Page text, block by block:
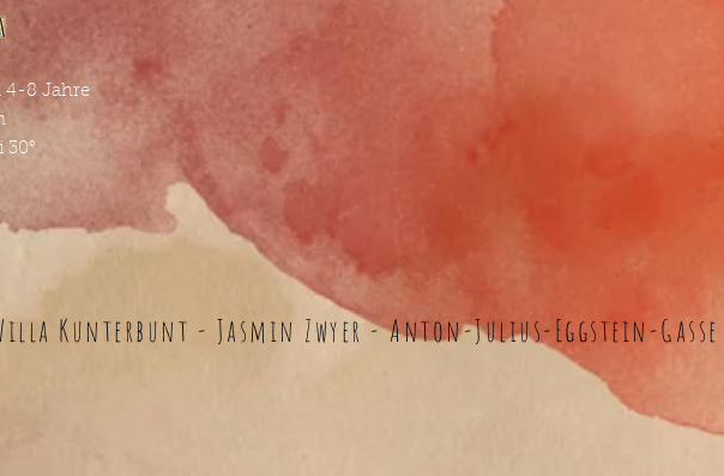
4-8 Jahre
30°
Kunterbunt - Jasmin Zwyer - Anton-Julius-Eggstein-Gasse